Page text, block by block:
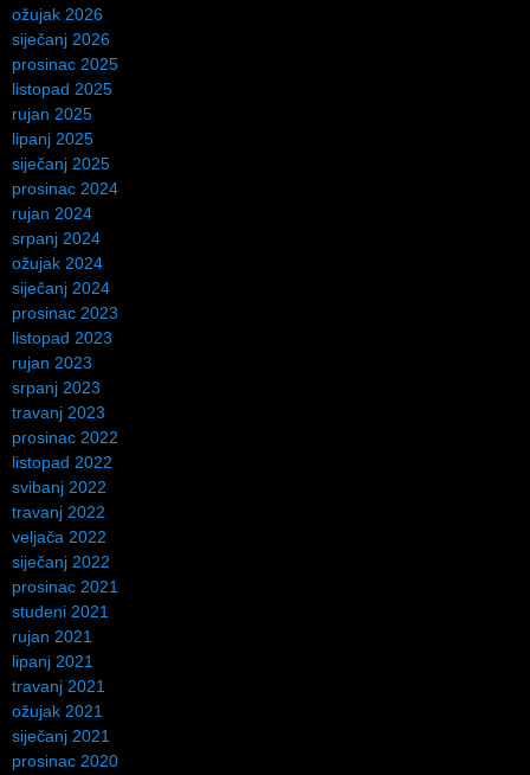
ožujak 2026
siječanj 2026
prosinac 2025
listopad 2025
rujan 2025
lipanj 2025
siječanj 2025
prosinac 2024
rujan 2024
srpanj 2024
ožujak 2024
siječanj 2024
prosinac 2023
listopad 2023
rujan 2023
srpanj 2023
travanj 2023
prosinac 2022
listopad 2022
svibanj 2022
travanj 2022
veljača 2022
siječanj 2022
prosinac 2021
studeni 2021
rujan 2021
lipanj 2021
travanj 2021
ožujak 2021
siječanj 2021
prosinac 2020